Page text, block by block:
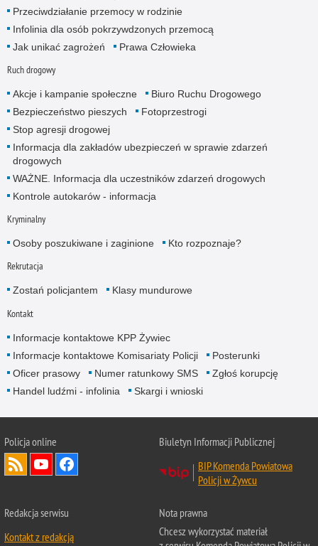
Przeciwdziałanie przemocy w rodzinie
Infolinia dla osób pokrzywdzonych przemocą
Jak unikać zagrożeń
Prawa Człowieka
Ruch drogowy
Akcje i kampanie społeczne
Biuro Ruchu Drogowego
Bezpieczeństwo pieszych
Fotoprzestrogi
Stop agresji drogowej
Informacja dla zakładów ubezpieczeń w sprawie zdarzeń
drogowych
WAŻNE. Informacja dla uczestników zdarzeń drogowych
Kontrole autokarów - informacja
Kryminalny
Osoby poszukiwane i zaginione Kto rozpoznaje?
Rekrutacja
Zostań policjantem Klasy mundurowe
Kontakt
Informacje kontaktowe KPP Żywiec
Informacje kontaktowe Komisariaty Policji
Posterunki
Oficer prasowy
Numer ratunkowy SMS
Zgłoś korupcję
Handel ludźmi - infolinia
Skargi i wnioski
Policja online
Biuletyn Informacji Publicznej
BIP Komenda Powiatowa
Policji w Żywcu
Redakcja serwisu
Kontakt z redakcją
Nota prawna
Chcesz wykorzystać materiał